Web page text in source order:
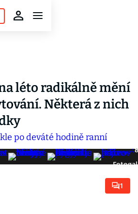
léto radikálně mění
Některá z nich
8
1